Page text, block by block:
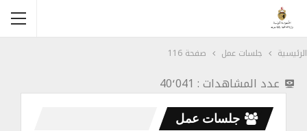
الرئيسية جلسات عمل صفحة 116
عدد المشاهدات : 40٬041
جلسات عمل